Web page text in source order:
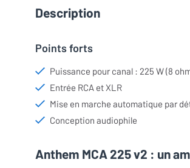
Description
Points forts
Puissance pour canal : 225 W (8
Entrée RCA et XLR
Mise en marche automatique par
Conception audiophile
Anthem MCA 225 v2 : un